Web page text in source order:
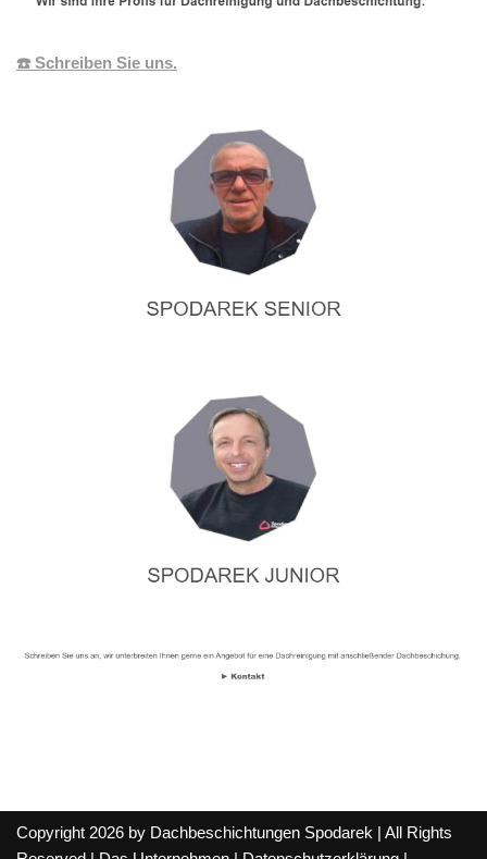
☎️ Schreiben Sie uns.
Copyright 2026 by Dachbeschichtungen Spodarek | All Rights